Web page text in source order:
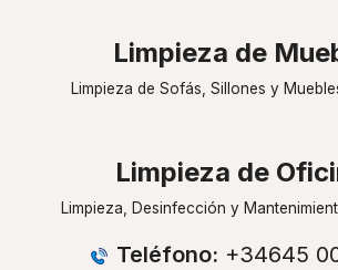
Limpieza de
Limpieza de Sofás, Sillones y
Limpieza de
Limpieza, Desinfección y
Teléfono: +34645